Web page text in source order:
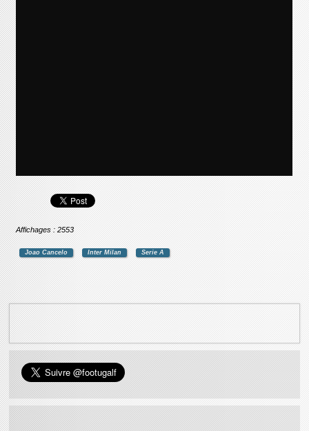
Affichages : 2553
Joao Cancelo Inter Milan Serie A